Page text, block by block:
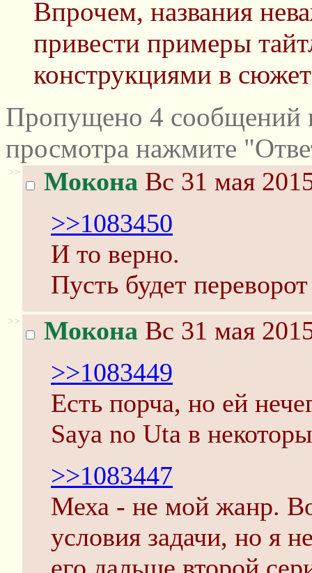
Впрочем, названия
привести примеры
конструкциями в
Пропущено 4 сообщений
просмотра нажмите
>> Мокона Вс 31 мая
>>1083450
И то верно.
Пусть будет переворот
>> Мокона Вс 31 мая
>>1083449
Есть порча, но ей
Saya no Uta в
>>1083447
Меха - не мой жанр.
условия задачи, но я